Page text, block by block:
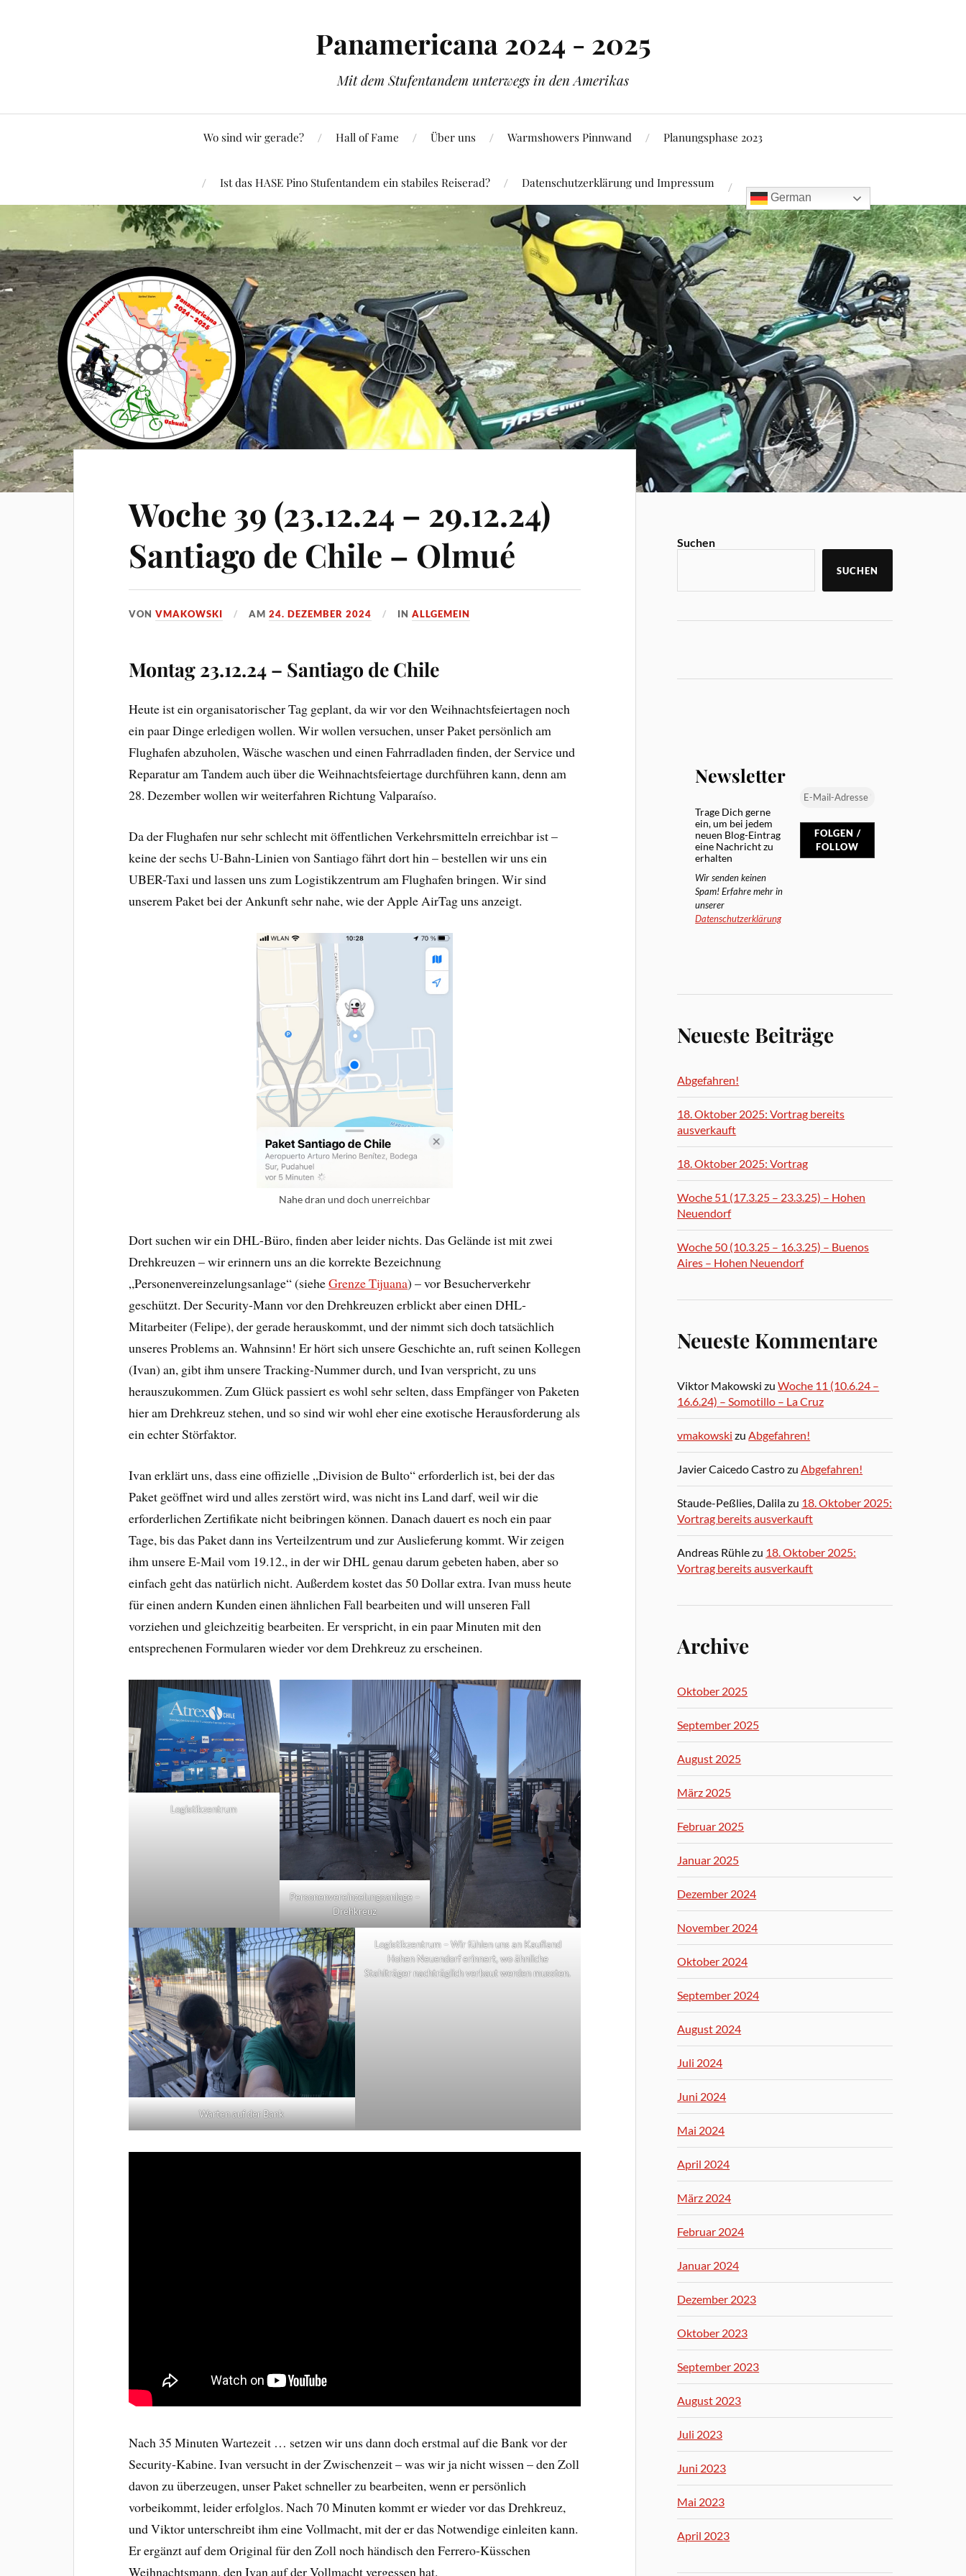
Panamericana 2024 - 2025
Mit dem Stufentandem unterwegs in den Amerikas
Wo sind wir gerade? Hall of Fame Über uns Warmshowers Pinnwand Planungsphase 2023
Ist das HASE Pino Stufentandem ein stabiles Reiserad? Datenschutzerklärung und Impressum
German
Woche 39 (23.12.24 – 29.12.24)
Santiago de Chile – Olmué
VONVMAKOWSKI AM24. DEZEMBER 2024 INALLGEMEIN
Montag 23.12.24 – Santiago de Chile
Heute ist ein organisatorischer Tag geplant, da wir vor den Weihnachtsfeiertagen noch
ein paar Dinge erledigen wollen. Wir wollen versuchen, unser Paket persönlich am
Flughafen abzuholen, Wäsche waschen und einen Fahrradladen finden, der Service und
Reparatur am Tandem auch über die Weihnachtsfeiertage durchführen kann, denn am
28. Dezember wollen wir weiterfahren Richtung Valparaíso.
Da der Flughafen nur sehr schlecht mit öffentlichen Verkehrsmitteln erreichbar ist –
keine der sechs U-Bahn-Linien von Santiago fährt dort hin – bestellen wir uns ein
UBER-Taxi und lassen uns zum Logistikzentrum am Flughafen bringen. Wir sind
unserem Paket bei der Ankunft sehr nahe, wie der Apple AirTag uns anzeigt.
Nahe dran und doch unerreichbar
Dort suchen wir ein DHL-Büro, finden aber leider nichts. Das Gelände ist mit zwei
Drehkreuzen – wir erinnern uns an die korrekte Bezeichnung
„Personenvereinzelungsanlage“ (sieheGrenze Tijuana) – vor Besucherverkehr
geschützt. Der Security-Mann vor den Drehkreuzen erblickt aber einen DHL-
Mitarbeiter (Felipe), der gerade herauskommt, und der nimmt sich doch tatsächlich
unseres Problems an. Wahnsinn! Er hört sich unsere Geschichte an, ruft seinen Kollegen
(Ivan) an, gibt ihm unsere Tracking-Nummer durch, und Ivan verspricht, zu uns
herauszukommen. Zum Glück passiert es wohl sehr selten, dass Empfänger von Paketen
hier am Drehkreuz stehen, und so sind wir wohl eher eine exotische Herausforderung als
ein echter Störfaktor.
Ivan erklärt uns, dass eine offizielle „Division de Bulto“ erforderlich ist, bei der das
Paket geöffnet wird und alles zerstört wird, was nicht ins Land darf, weil wir die
erforderlichen Zertifikate nicht beibringen können. Danach dauert es noch ein paar
Tage, bis das Paket dann ins Verteilzentrum und zur Auslieferung kommt. Wir zeigen
ihm unsere E-Mail vom 19.12., in der wir DHL genau darum gebeten haben, aber so
einfach geht das natürlich nicht. Außerdem kostet das 50 Dollar extra. Ivan muss heute
für einen andern Kunden einen ähnlichen Fall bearbeiten und will unseren Fall
vorziehen und gleichzeitig bearbeiten. Er verspricht, in ein paar Minuten mit den
entsprechenen Formularen wieder vor dem Drehkreuz zu erscheinen.
Logistikzentrum
Personenvereinzelungsanlage –
Drehkreuz
Warten auf der Bank
Logistikzentrum – Wir fühlen uns an Kaufland
Hohen Neuendorf erinnert, wo ähnliche
Stahlträger nachträglich verbaut werden mussten.
Nach 35 Minuten Wartezeit … setzen wir uns dann doch erstmal auf die Bank vor der
Security-Kabine. Ivan versucht in der Zwischenzeit – was wir ja nicht wissen – den Zoll
davon zu überzeugen, unser Paket schneller zu bearbeiten, wenn er persönlich
vorbeikommt, leider erfolglos. Nach 70 Minuten kommt er wieder vor das Drehkreuz,
und Viktor unterschreibt ihm eine Vollmacht, mit der er das Notwendige einleiten kann.
Er ergänzt auf dem Original für den Zoll noch händisch den Ferrero-Küsschen
Weihnachtsmann, den Ivan auf der Vollmacht vergessen hat.
Suchen
SUCHEN
Newsletter
Trage Dich gerne
ein, um bei jedem
neuen Blog-Eintrag
eine Nachricht zu
erhalten
Wir senden keinen
Spam! Erfahre mehr in
unserer
Datenschutzerklärung
Neueste Beiträge
Abgefahren!
18. Oktober 2025: Vortrag bereits
ausverkauft
18. Oktober 2025: Vortrag
Woche 51 (17.3.25 – 23.3.25) – Hohen
Neuendorf
Woche 50 (10.3.25 – 16.3.25) – Buenos
Aires – Hohen Neuendorf
Neueste Kommentare
Viktor Makowski zuWoche 11 (10.6.24 –
16.6.24) – Somotillo – La Cruz
vmakowski zuAbgefahren!
Javier Caicedo CastrozuAbgefahren!
Staude-Peßlies, Dalilazu 18. Oktober 2025:
Vortrag bereits ausverkauft
Andreas Rühlezu 18. Oktober 2025:
Vortrag bereits ausverkauft
Archive
Oktober 2025
September 2025
August 2025
März 2025
Februar 2025
Januar 2025
Dezember 2024
November 2024
Oktober 2024
September 2024
August 2024
Juli 2024
Juni 2024
Mai 2024
April 2024
März 2024
Februar 2024
Januar 2024
Dezember 2023
Oktober 2023
September 2023
August 2023
Juli 2023
Juni 2023
Mai 2023
April 2023